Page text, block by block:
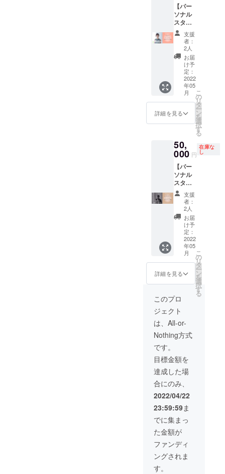
一番輝
いてい
る瞬間
をプロ
カメラ
マンが
撮影し
ます。
（男性
も参加
可） ・
後日、
当日
ショー
ント付
き （視
聴期限
あり）
一生の
思い出
を作り
ません
か？
ショー
11:00~/
14:00~
開始の
ショー
ルとし
てご参
だきま
す。 当
日スケ
ジュー
ルなど
は後日
致しま
す。
※5/7 前
日
フィッ
ティン
グ（新
宿、原
宿エリ
ア）に
ご参加
いただ
ける方
限定 時
き。 ま
たプロ
のスタ
イリス
トにス
タイリ
ングし
てもら
い、い
ざラン
ウェイ
のス
ポット
ライト
一番輝
いてい
る瞬間
をプロ
カメラ
マンが
撮影し
ます。
（男性
も参加
可） ・
後日、
当日
ショー
のアー
カイブ
プレゼ
聴期限
一生の
思い出
を作り
ません
ショー
は
11:00~/
14:00~
開始の
ショー
ルとし
てご参
加いた
だきま
す。 当
日スケ
ジュー
【パー
ソナル
スタイ
リング
A】（入
場券付
き） ス
タイリ
スト長
田広美
による
パーソ
ナルス
タイリ
ング プ
ロのス
ストと
行く
ショッ
ピング
同行！
ファッ
ション
に関す
るお悩
み、着
こなし
のわか
らない
アイテ
ムなど
事前に
ヒアリ
ライン
にて）
後日、
都内
（オン
ライン
タイリ
ストと
一緒に
ショッ
ピング
同行。
支援
者：
2人
お届
け予
定：
2022
年05
月
詳細を見る
こ
の
リ
タ
ー
ン
を
選
択
す
る
50,
000 円
在庫な
し
【パー
ソナル
スタイ
リング
B】（入
場券付
き） ス
タイリ
スト
Yoshiに
よる
パーソ
ナルス
タイリ
ング プ
ロのス
タイリ
ストと
行く
ショッ
ピング
同行！
に関す
るお悩
み、着
こなし
のわか
らない
アイテ
ムなど
事前に
ヒアリ
ング
（オン
ライン
支援
者：
2人
お届
け予
定：
2022
年05
月
詳細を見る
こ
の
リ
タ
ー
ン
を
選
択
す
る
このプロ
ジェクト
は、All-or-
Nothing方式
です。
目標金額を
達成した場
合にのみ、
2022/04/22
23:59:59ま
でに集まっ
た金額が
ファンディ
ングされま
す。